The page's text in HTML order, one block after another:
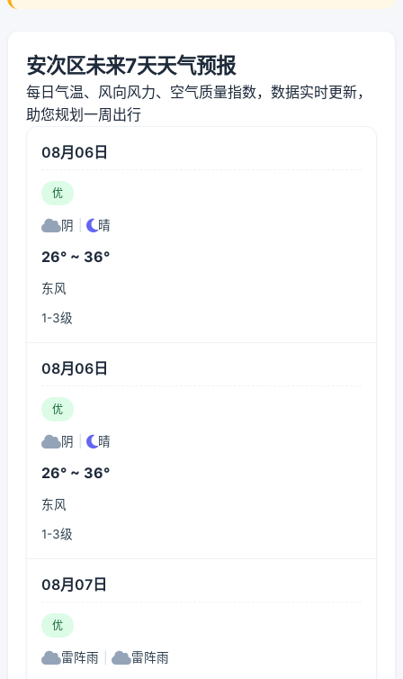
安次区未来7天天气预报
每日气温、风向风力、空气质量指数，数据实时更新，
助您规划一周出行
08月06日
优
阴 晴
26° ~ 36°
东风
1-3级
08月06日
优
阴 晴
26° ~ 36°
东风
1-3级
08月07日
优
雷阵雨 雷阵雨